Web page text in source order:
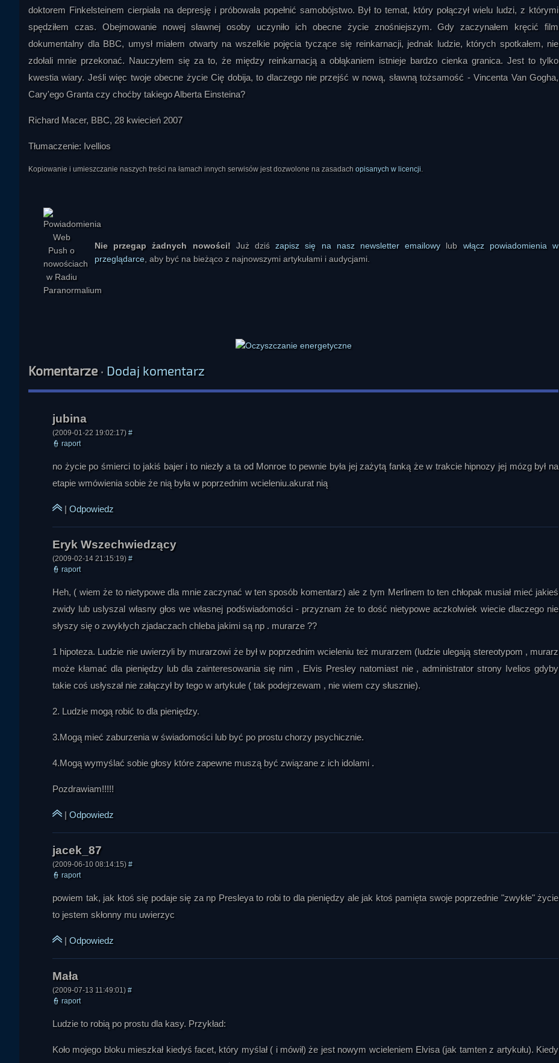
doktorem Finkelsteinem cierpiała na depresję i próbowała popełnić samobójstwo. Był to temat, który połączył wielu ludzi, z którymi
spędziłem czas. Obejmowanie nowej sławnej osoby uczyniło ich obecne życie znośniejszym. Gdy zaczynałem kręcić film
dokumentalny dla BBC, umysł miałem otwarty na wszelkie pojęcia tyczące się reinkarnacji, jednak ludzie, których spotkałem, nie
zdołali mnie przekonać. Nauczyłem się za to, że między reinkarnacją a obłąkaniem istnieje bardzo cienka granica. Jest to tylko
kwestia wiary. Jeśli więc twoje obecne życie Cię dobija, to dlaczego nie przejść w nową, sławną tożsamość - Vincenta Van Gogha,
Cary'ego Granta czy choćby takiego Alberta Einsteina?
Richard Macer, BBC, 28 kwiecień 2007
Tłumaczenie: Ivellios
Kopiowanie i umieszczanie naszych treści na łamach innych serwisów jest dozwolone na zasadach opisanych w licencji.
Nie przegap żadnych nowości! Już dziśzapisz się na nasz newsletter emailowy lub włącz powiadomienia w
przeglądarce , aby być na bieżąco z najnowszymi artykułami i audycjami.
Komentarze· Dodaj komentarz
jubina
(2009-01-22 19:02:17) #
👮 raport
no życie po śmierci to jakiś bajer i to niezły a ta od Monroe to pewnie była jej zażytą fanką że w trakcie hipnozy jej mózg był na
etapie wmówienia sobie że nią była w poprzednim wcieleniu.akurat nią
| Odpowiedz
Eryk Wszechwiedzący
(2009-02-14 21:15:19) #
👮 raport
Heh, ( wiem że to nietypowe dla mnie zaczynać w ten sposób komentarz) ale z tym Merlinem to ten chłopak musiał mieć jakieś
zwidy lub uslyszal własny głos we własnej podświadomości - przyznam że to dość nietypowe aczkolwiek wiecie dlaczego nie
słyszy się o zwykłych zjadaczach chleba jakimi są np . murarze ??
1 hipoteza. Ludzie nie uwierzyli by murarzowi że był w poprzednim wcieleniu też murarzem (ludzie ulegają stereotypom , murarz
może kłamać dla pieniędzy lub dla zainteresowania się nim , Elvis Presley natomiast nie , administrator strony Ivelios gdyby
takie coś usłyszał nie załączył by tego w artykule ( tak podejrzewam , nie wiem czy słusznie).
2. Ludzie mogą robić to dla pieniędzy.
3.Mogą mieć zaburzenia w świadomości lub być po prostu chorzy psychicznie.
4.Mogą wymyślać sobie głosy które zapewne muszą być związane z ich idolami .
Pozdrawiam!!!!!
| Odpowiedz
jacek_87
(2009-06-10 08:14:15) #
👮 raport
powiem tak, jak ktoś się podaje się za np Presleya to robi to dla pieniędzy ale jak ktoś pamięta swoje poprzednie "zwykłe" życie
to jestem skłonny mu uwierzyc
| Odpowiedz
Mała
(2009-07-13 11:49:01) #
👮 raport
Ludzie to robią po prostu dla kasy. Przykład:
Koło mojego bloku mieszkał kiedyś facet, który myślał ( i mówił) że jest nowym wcieleniem Elvisa (jak tamten z artykułu). Kiedy
Mitra